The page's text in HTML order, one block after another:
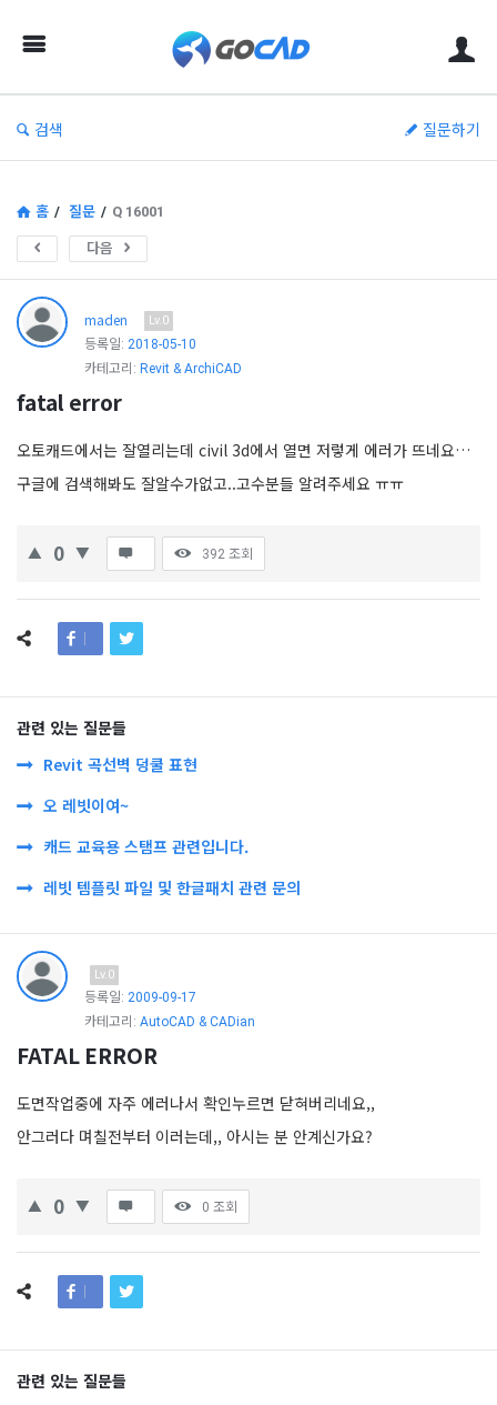
캐
보
의
중
심
검색 질문하기
홈 / 질문 / Q 16001
다음
maden Lv.0
등록일: 2018-05-10
카테고리: Revit & ArchiCAD
fatal error
오토캐드에서는 잘열리는데 civil 3d에서 열면 저렇게 에러가 뜨네요…
구글에 검색해봐도 잘알수가없고..고수분들 알려주세요 ㅠㅠ
0 392 조회
관련 있는 질문들
Revit 곡선벽 덩쿨 표현
오 레빗이여~
캐드 교육용 스탬프 관련입니다.
레빗 템플릿 파일 및 한글패치 관련 문의
Lv.0
등록일: 2009-09-17
카테고리: AutoCAD & CADian
FATAL ERROR
도면작업중에 자주 에러나서 확인누르면 닫혀버리네요,,
안그러다 며칠전부터 이러는데,, 아시는 분 안계신가요?
0 0 조회
관련 있는 질문들